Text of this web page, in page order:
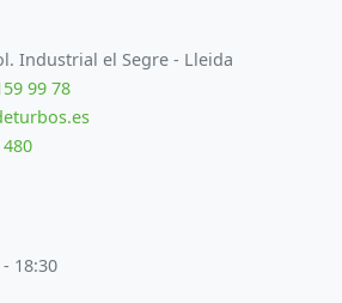
Industrial el Segre - Lleida
99 78
18:30